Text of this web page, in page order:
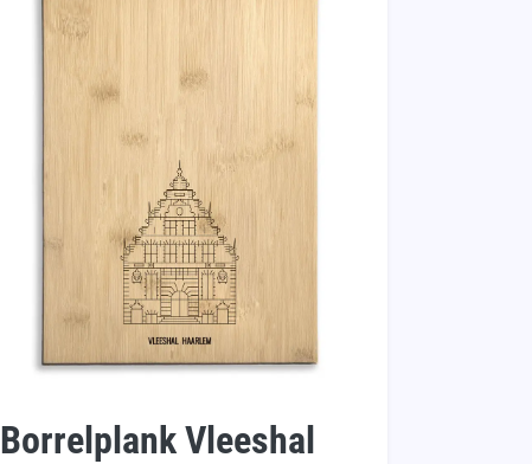
Borrelplank Vleeshal